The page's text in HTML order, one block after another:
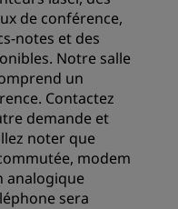
de conférence,
notes et des
Notre salle
un
Contactez
demande et
noter que
modem
analogique
sera